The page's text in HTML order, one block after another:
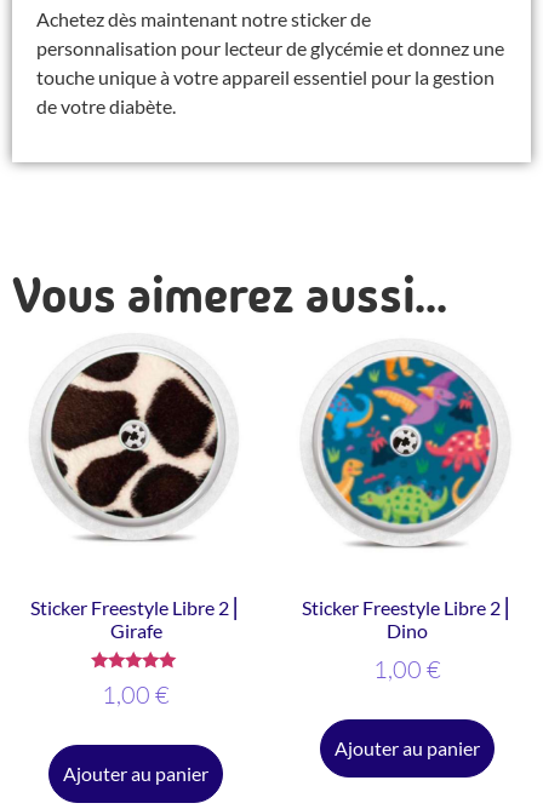
Achetez dès maintenant notre sticker de
personnalisation pour lecteur de glycémie et donnez une
touche unique à votre appareil essentiel pour la gestion
de votre diabète.
Vous aimerez aussi...
Sticker Freestyle Libre 2 ⎜
Girafe
Note
5.00
1,00 €
Ajouter au panier
Sticker Freestyle Libre 2 ⎜
Dino
1,00 €
Ajouter au panier